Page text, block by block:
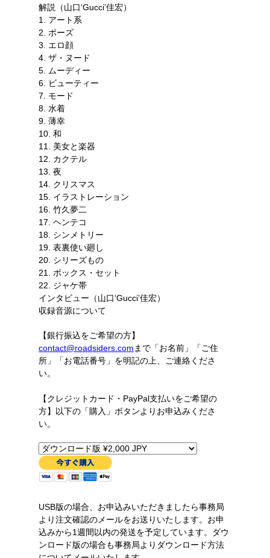
解説（山口‘Gucci’佳宏）
1. アート系
2. ポーズ
3. エロ顔
4. ザ・ヌード
5. ムーディー
6. ビューティー
7. モード
8. 水着
9. 薄幸
10. 和
11. 美女と楽器
12. カクテル
13. 夜
14. クリスマス
15. イラストレーション
16. 竹久夢二
17. ヘンテコ
18. シンメトリー
19. 表裏使い廻し
20. シリーズもの
21. ボックス・セット
22. ジャケ帯
インタビュー（山口‘Gucci’佳宏）
収録音源について
【銀行振込をご希望の方】
contact@roadsiders.com まで「お名前」「ご住
所」「お電話番号」を明記の上、ご連絡くださ
い。
【クレジットカード・PayPal支払いをご希望の
方】以下の「購入」ボタンよりお申込みくださ
い。
USB版の場合、お申込みいただきましたら事務局
より注文確認のメールをお送りいたします。お申
込みから1週間以内の発送を予定しています。ダウ
ンロード版の場合も事務局よりダウンロード方法